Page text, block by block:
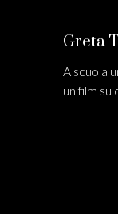
Greta
A scuola
un film su